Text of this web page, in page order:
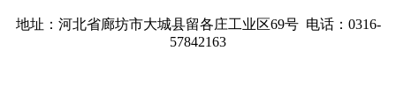
地址：河北省廊坊市大城县留各庄工业区69号 电话：0316-
57842163